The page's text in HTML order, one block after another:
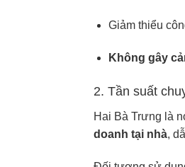
Giảm thiểu
Không gây
2. Tần suất
Hai Bà Trưng là
doanh tại nhà,